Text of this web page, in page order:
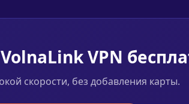
VPN
скорости, без добавления карты.